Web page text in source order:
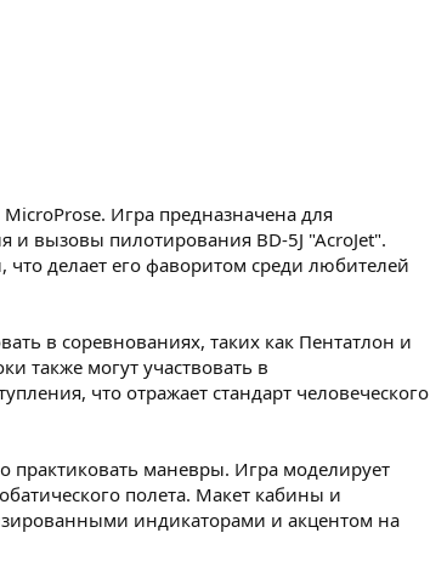
Игра предназначена для
и вызовы пилотирования BD-5J "AcroJet".
делает его фаворитом среди любителей
в соревнованиях, таких как Пентатлон и
также могут участвовать в
что отражает стандарт человеческого
практиковать маневры. Игра моделирует
полета. Макет кабины и
индикаторами и акцентом на